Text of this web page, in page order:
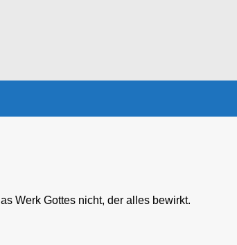
Werk Gottes nicht, der alles bewirkt.